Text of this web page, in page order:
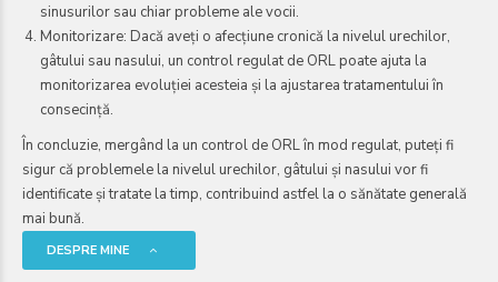
sinusurilor sau chiar probleme ale vocii.
Monitorizare: Dacă aveți o afecțiune cronică la nivelul urechilor,
gâtului sau nasului, un control regulat de ORL poate ajuta la
monitorizarea evoluției acesteia și la ajustarea tratamentului în
consecință.
În concluzie, mergând la un control de ORL în mod regulat, puteți fi
sigur că problemele la nivelul urechilor, gâtului și nasului vor fi
identificate și tratate la timp, contribuind astfel la o sănătate generală
mai bună.
DESPRE MINE